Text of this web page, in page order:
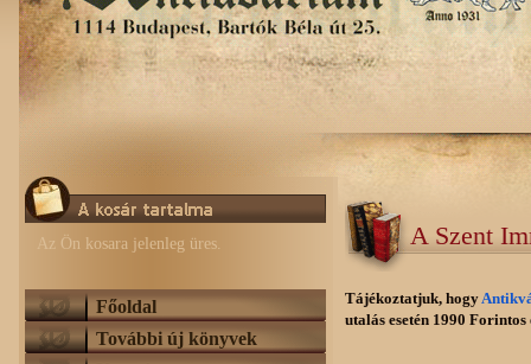
Az Ön kosara jelenleg üres.
Főoldal
További új könyvek
A Szent
Tájékoztatjuk, hogy
utalás esetén 1990